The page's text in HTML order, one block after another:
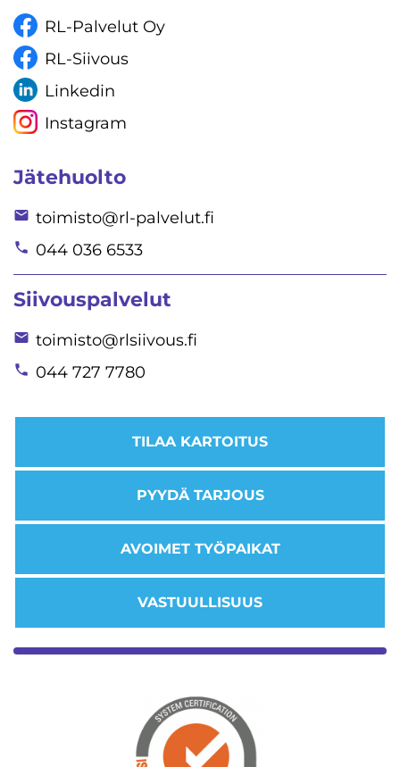
RL-Palvelut Oy
RL-Siivous
Linkedin
Instagram
Jätehuolto
toimisto@rl-palvelut.fi
044 036 6533
Siivouspalvelut
toimisto@rlsiivous.fi
044 727 7780
TILAA KARTOITUS
PYYDÄ TARJOUS
AVOIMET TYÖPAIKAT
VASTUULLISUUS